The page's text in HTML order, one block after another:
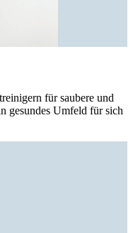
für saubere und
gesundes Umfeld für sich